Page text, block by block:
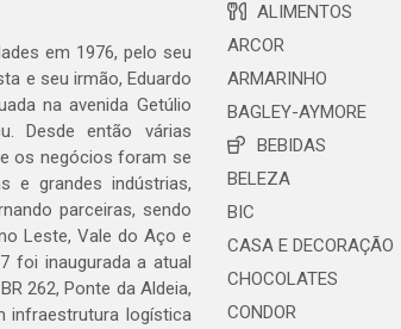
em 1976, pelo seu
e seu irmão, Eduardo
na avenida Getúlio
Desde então várias
os negócios foram se
e grandes indústrias,
parceiras, sendo
Leste, Vale do Aço e
foi inaugurada a atual
262, Ponte da Aldeia,
infraestrutura logística
ALIMENTOS
ARCOR
ARMARINHO
BAGLEY-AYMORE
BEBIDAS
BELEZA
BIC
CASA E DECORAÇÃO
CHOCOLATES
CONDOR